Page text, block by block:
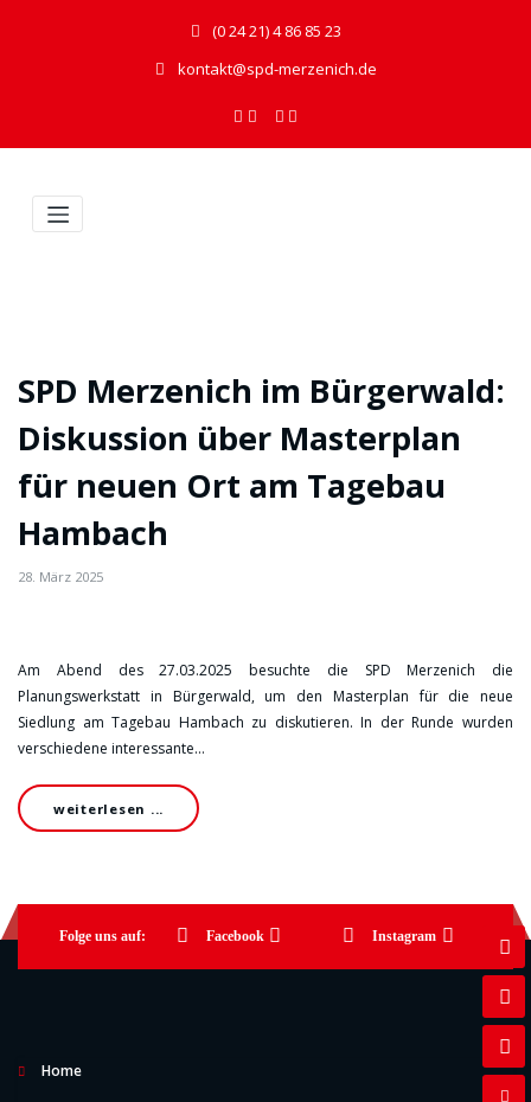
(0 24 21) 4 86 85 23
kontakt@spd-merzenich.de
SPD Merzenich im Bürgerwald:
Diskussion über Masterplan
für neuen Ort am Tagebau
Hambach
28. März 2025
Am Abend des 27.03.2025 besuchte die SPD Merzenich die
Planungswerkstatt in Bürgerwald, um den Masterplan für die neue
Siedlung am Tagebau Hambach zu diskutieren. In der Runde wurden
verschiedene interessante…
weiterlesen ...
Folge uns auf: Facebook Instagram
Home